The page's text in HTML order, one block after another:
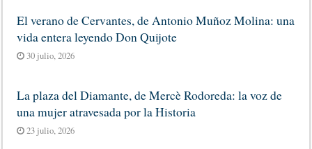
El verano de Cervantes, de Antonio Muñoz Molina: una
vida entera leyendo Don Quijote
30 julio, 2026
La plaza del Diamante, de Mercè Rodoreda: la voz de
una mujer atravesada por la Historia
23 julio, 2026